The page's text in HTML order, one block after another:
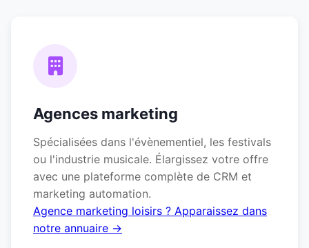
Agences marketing
Spécialisées dans l'évènementiel, les festivals
ou l'industrie musicale. Élargissez votre offre
avec une plateforme complète de CRM et
marketing automation.
Agence marketing loisirs ? Apparaissez dans
notre annuaire →